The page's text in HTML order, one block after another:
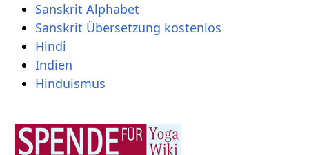
Sanskrit Alphabet
Sanskrit Übersetzung kostenlos
Hindi
Indien
Hinduismus